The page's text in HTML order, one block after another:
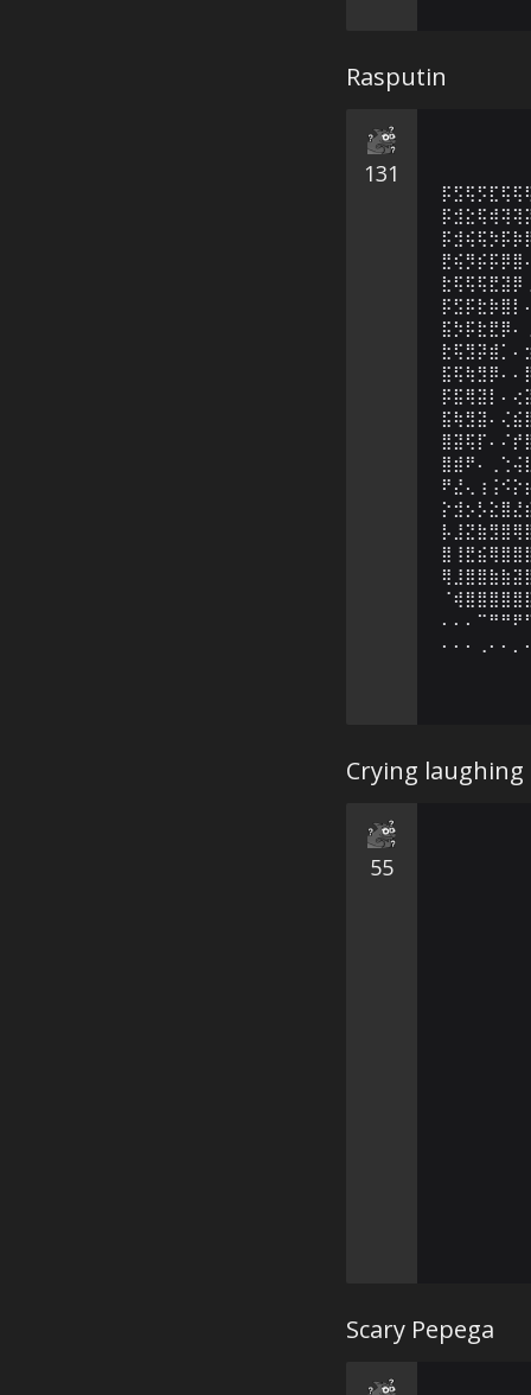
Rasputin
131
Crying laughing
55
Scary Pepega